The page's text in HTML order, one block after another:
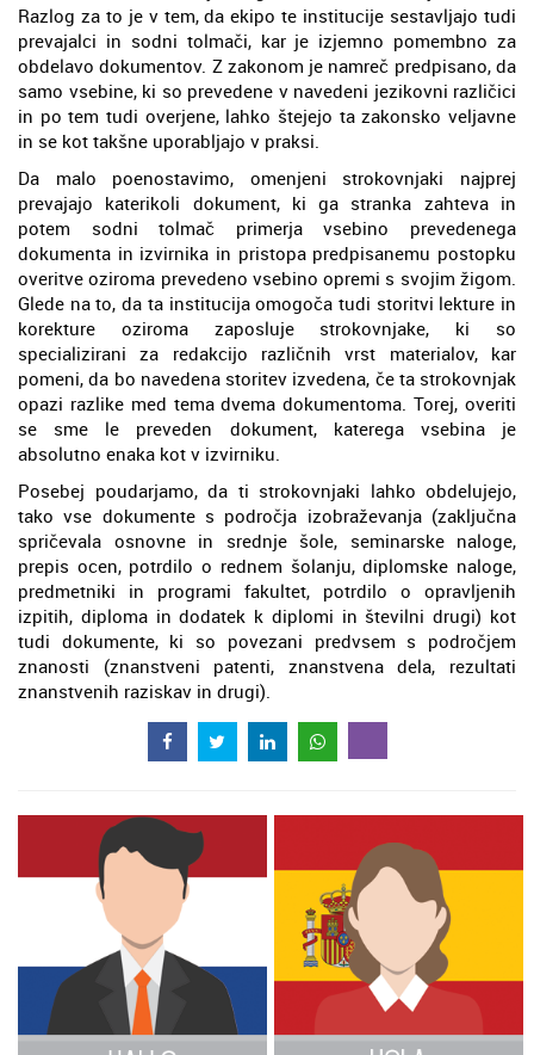
Razlog za to je v tem, da ekipo te institucije sestavljajo tudi
prevajalci in sodni tolmači, kar je izjemno pomembno za
obdelavo dokumentov. Z zakonom je namreč predpisano, da
samo vsebine, ki so prevedene v navedeni jezikovni različici
in po tem tudi overjene, lahko štejejo ta zakonsko veljavne
in se kot takšne uporabljajo v praksi.
Da malo poenostavimo, omenjeni strokovnjaki najprej
prevajajo katerikoli dokument, ki ga stranka zahteva in
potem sodni tolmač primerja vsebino prevedenega
dokumenta in izvirnika in pristopa predpisanemu postopku
overitve oziroma prevedeno vsebino opremi s svojim žigom.
Glede na to, da ta institucija omogoča tudi storitvi lekture in
korekture oziroma zaposluje strokovnjake, ki so
specializirani za redakcijo različnih vrst materialov, kar
pomeni, da bo navedena storitev izvedena, če ta strokovnjak
opazi razlike med tema dvema dokumentoma. Torej, overiti
se sme le preveden dokument, katerega vsebina je
absolutno enaka kot v izvirniku.
Posebej poudarjamo, da ti strokovnjaki lahko obdelujejo,
tako vse dokumente s področja izobraževanja (zaključna
spričevala osnovne in srednje šole, seminarske naloge,
prepis ocen, potrdilo o rednem šolanju, diplomske naloge,
predmetniki in programi fakultet, potrdilo o opravljenih
izpitih, diploma in dodatek k diplomi in številni drugi) kot
tudi dokumente, ki so povezani predvsem s področjem
znanosti (znanstveni patenti, znanstvena dela, rezultati
znanstvenih raziskav in drugi).